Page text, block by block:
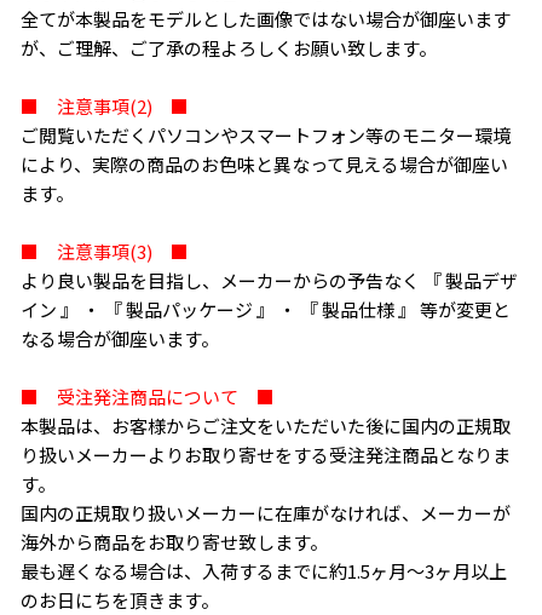
全てが本製品をモデルとした画像ではない場合が御座います
が、ご理解、ご了承の程よろしくお願い致します。
■ 注意事項(2) ■
ご閲覧いただくパソコンやスマートフォン等のモニター環境
により、実際の商品のお色味と異なって見える場合が御座い
ます。
■ 注意事項(3) ■
より良い製品を目指し、メーカーからの予告なく 『 製品デザ
イン 』 ・ 『 製品パッケージ 』 ・ 『 製品仕様 』 等が変更と
なる場合が御座います。
■ 受注発注商品について ■
本製品は、お客様からご注文をいただいた後に国内の正規取
り扱いメーカーよりお取り寄せをする受注発注商品となりま
す。
国内の正規取り扱いメーカーに在庫がなければ、メーカーが
海外から商品をお取り寄せ致します。
最も遅くなる場合は、入荷するまでに約1.5ヶ月〜3ヶ月以上
のお日にちを頂きます。